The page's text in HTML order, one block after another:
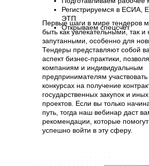
Регистрируемся в ЕСИА,
ЭТП
Открываем спецсчет
Первые шаги в мире тендеров
быть как увлекательными, так и
запутанными, особенно для
Тендеры представляют собой
аспект бизнес-практики,
компаниям и индивидуальным
предпринимателям участвовать
конкурсах на получение
государственных закупок и иных
проектов. Если вы только
путь, тогда наш вебинар даст
рекомендации, которые
успешно войти в эту сферу.